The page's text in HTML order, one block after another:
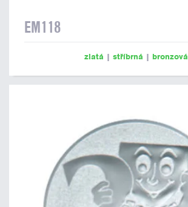
EM118
zlatá | stříbrná | bronzová